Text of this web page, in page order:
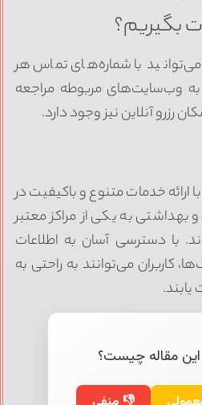
بگیریم؟
با شماره‌های تماس هر
وب‌سایت‌های مربوطه مراجعه
رزرو آنلاین نیز وجود دارد.
ارائه خدمات متنوع و باکیفیت در
به یکی از مراکز معتبر
با دسترسی آسان به اطلاعات
کاربران می‌توانند به راحتی به
مقاله چیست؟